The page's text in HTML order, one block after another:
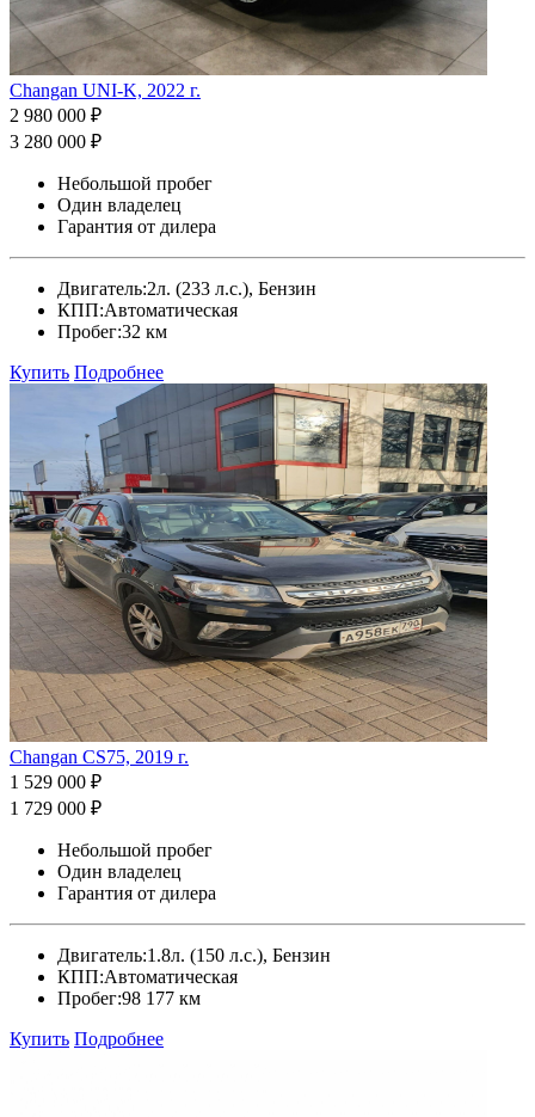
Changan UNI-K, 2022 г.
2 980 000 ₽
3 280 000 ₽
Небольшой пробег
Один владелец
Гарантия от дилера
Двигатель:2л. (233 л.с.), Бензин
КПП:Автоматическая
Пробег:32 км
Купить Подробнее
Changan CS75, 2019 г.
1 529 000 ₽
1 729 000 ₽
Небольшой пробег
Один владелец
Гарантия от дилера
Двигатель:1.8л. (150 л.с.), Бензин
КПП:Автоматическая
Пробег:98 177 км
Купить Подробнее